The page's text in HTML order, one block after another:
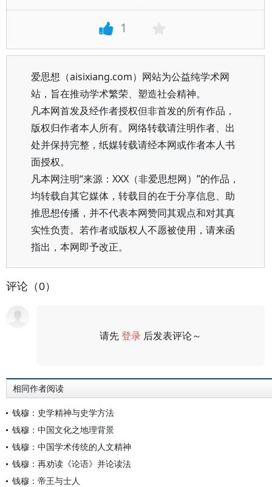
1
爱思想（aisixiang.com）网站为公益纯学术网
站，旨在推动学术繁荣、塑造社会精神。
凡本网首发及经作者授权但非首发的所有作品，
版权归作者本人所有。网络转载请注明作者、出
处并保持完整，纸媒转载请经本网或作者本人书
面授权。
凡本网注明“来源：XXX（非爱思想网）”的作品，
均转载自其它媒体，转载目的在于分享信息、助
推思想传播，并不代表本网赞同其观点和对其真
实性负责。若作者或版权人不愿被使用，请来函
指出，本网即予改正。
评论（0）
请先登录 后发表评论～
相同作者阅读
钱穆：史学精神与史学方法
钱穆：中国文化之地理背景
钱穆：中国学术传统的人文精神
钱穆：再劝读《论语》并论读法
钱穆：帝王与士人